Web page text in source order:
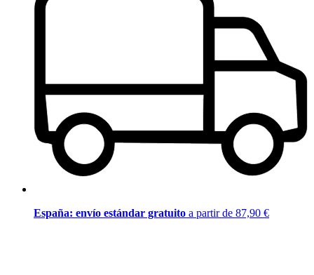
España: envío estándar gratuito a partir de 87,90 €